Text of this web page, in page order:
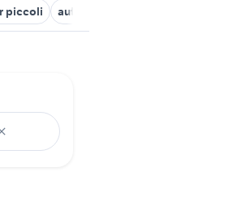
piccoli auto Puglia